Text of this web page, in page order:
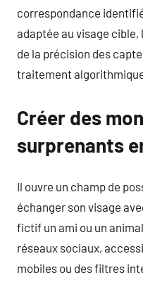
correspondance
adaptée au visage
de la précision des
traitement
Créer des
surprenants
Il ouvre un champ de
échanger son visage
fictif un ami ou un
réseaux sociaux,
mobiles ou des filtres